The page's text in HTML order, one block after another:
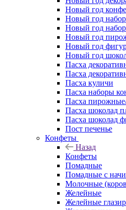
Новый год
Новый год
Новый год
Новый год
Новый год
Новый год
Пасха
Пасха
Пасха куличи
Пасха наборы
Пасха
Пасха шоколад
Пасха шоколад
Пост печенье
Конфеты
Назад
Конфеты
Помадные
Помадные с
Молочные
Желейные
Желейные